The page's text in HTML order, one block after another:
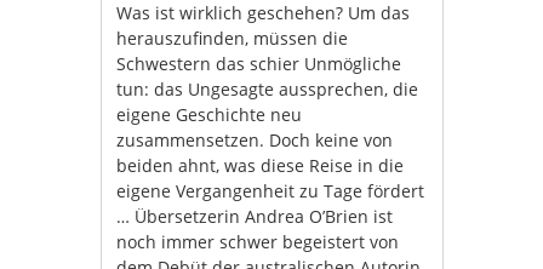
Was ist wirklich geschehen? Um das
herauszufinden, müssen die
Schwestern das schier Unmögliche
tun: das Ungesagte aussprechen, die
eigene Geschichte neu
zusammensetzen. Doch keine von
beiden ahnt, was diese Reise in die
eigene Vergangenheit zu Tage fördert
… Übersetzerin Andrea O’Brien ist
noch immer schwer begeistert von